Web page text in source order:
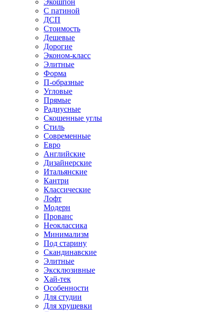
Экошпон
С патиной
ДСП
Стоимость
Дешевые
Дорогие
Эконом-класс
Элитные
Форма
П-образные
Угловые
Прямые
Радиусные
Скошенные углы
Стиль
Современные
Евро
Английские
Дизайнерские
Итальянские
Кантри
Классические
Лофт
Модерн
Прованс
Неоклассика
Минимализм
Под старину
Скандинавские
Элитные
Эксклюзивные
Хай-тек
Особенности
Для студии
Для хрущевки